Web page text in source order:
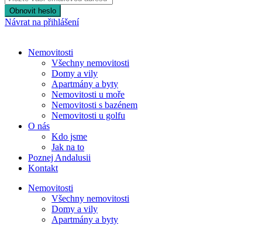
Obnovit heslo
Návrat na přihlášení
Nemovitosti
Všechny nemovitosti
Domy a vily
Apartmány a byty
Nemovitosti u moře
Nemovitosti s bazénem
Nemovitosti u golfu
O nás
Kdo jsme
Jak na to
Poznej Andalusii
Kontakt
Nemovitosti
Všechny nemovitosti
Domy a vily
Apartmány a byty